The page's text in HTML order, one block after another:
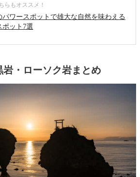
らもオススメ！
パワースポットで雄大な自然を味わえる
ポット7選
・ローソク岩まとめ